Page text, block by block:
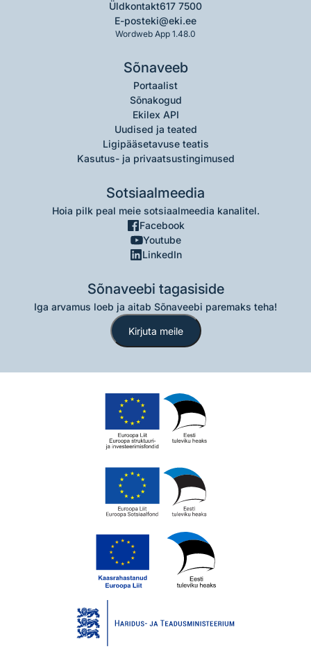
Üldkontakt617 7500
E-posteki@eki.ee
Wordweb App 1.48.0
Sõnaveeb
Portaalist
Sõnakogud
Ekilex API
Uudised ja teated
Ligipääsetavuse teatis
Kasutus- ja privaatsustingimused
Sotsiaalmeedia
Hoia pilk peal meie sotsiaalmeedia kanalitel.
Facebook
Youtube
LinkedIn
Sõnaveebi tagasiside
Iga arvamus loeb ja aitab Sõnaveebi paremaks teha!
Kirjuta meile